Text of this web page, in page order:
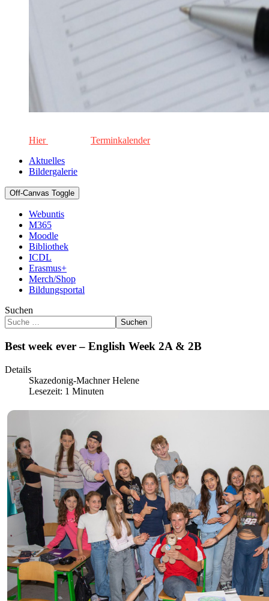
Hier
Terminkalender
Aktuelles
Bildergalerie
Off-Canvas Toggle
Webuntis
M365
Moodle
Bibliothek
ICDL
Erasmus+
Merch/Shop
Bildungsportal
Suchen
Suchen
Best week ever – English Week 2A & 2B
Details
Skazedonig-Machner Helene
Lesezeit: 1 Minuten